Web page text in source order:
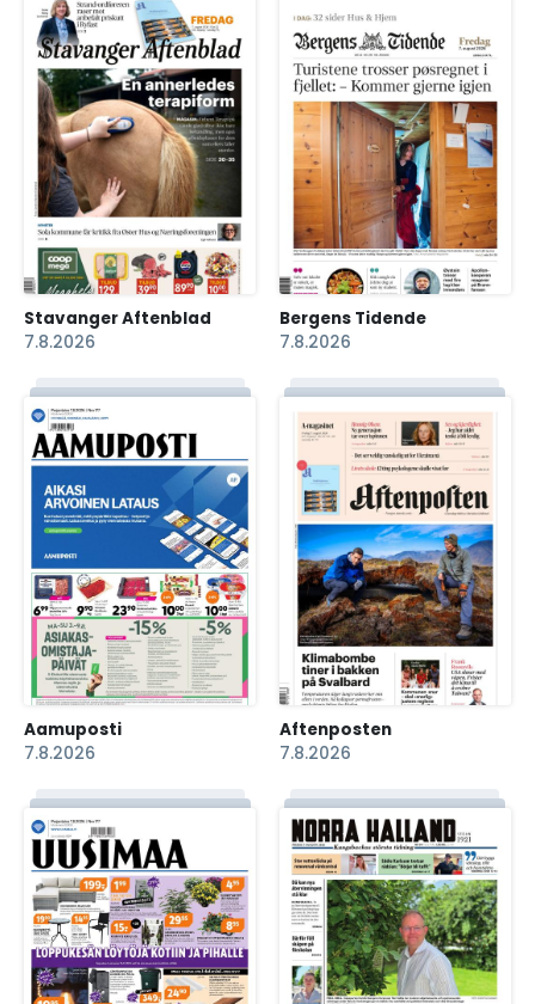
Stavanger Aftenblad
7.8.2026
Bergens Tidende
7.8.2026
Aamuposti
7.8.2026
Aftenposten
7.8.2026